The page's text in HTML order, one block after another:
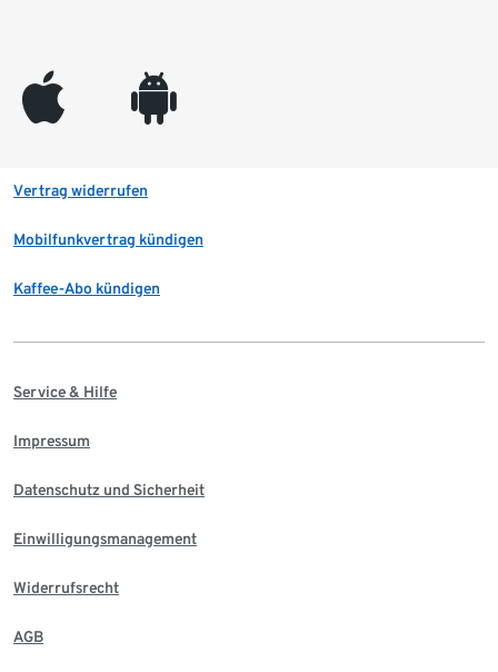
appleinc android
Vertrag widerrufen
Mobilfunkvertrag kündigen
Kaffee-Abo kündigen
Service & Hilfe
Impressum
Datenschutz und Sicherheit
Einwilligungsmanagement
Widerrufsrecht
AGB